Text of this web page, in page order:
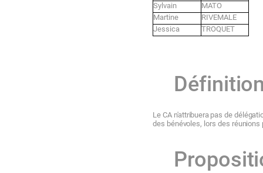
Sylvain
MATO
Martine
RIVEMALE
Jessica
TROQUET
Le CA n'attribuerapas de délégati
des bénévoles, lors des réunions